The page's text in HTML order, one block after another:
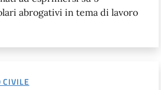
abrogativi in tema di lavoro
CIVILE